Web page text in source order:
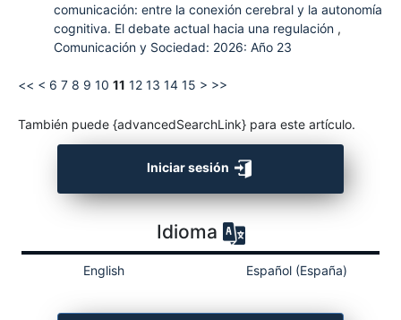
comunicación: entre la conexión cerebral y la autonomía
cognitiva. El debate actual hacia una regulación ,
Comunicación y Sociedad: 2026: Año 23
<< < 6 7 8 9 10 11 12 13 14 15 > >>
También puede {advancedSearchLink} para este artículo.
Iniciar sesión
Idioma
English Español (España)